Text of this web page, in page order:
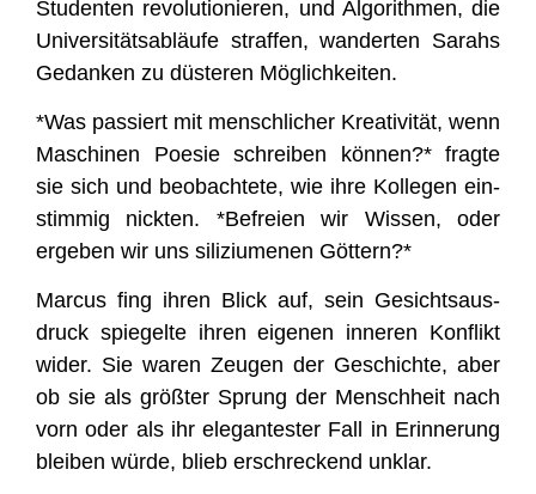
Stu­den­ten revo­lu­tio­nie­ren, und Algo­rith­men, die
Uni­ver­si­täts­ab­läu­fe straf­fen, wan­der­ten Sarahs
Gedan­ken zu düs­te­ren Möglichkeiten.
*Was pas­siert mit mensch­li­cher Krea­ti­vi­tät, wenn
Maschi­nen Poe­sie schrei­ben kön­nen?* frag­te
sie sich und beob­ach­te­te, wie ihre Kol­le­gen ein­
stim­mig nick­ten. *Befrei­en wir Wis­sen, oder
erge­ben wir uns sili­zi­ume­nen Göttern?*
Mar­cus fing ihren Blick auf, sein Gesichts­aus­
druck spie­gel­te ihren eige­nen inne­ren Kon­flikt
wider. Sie waren Zeu­gen der Geschich­te, aber
ob sie als größ­ter Sprung der Mensch­heit nach
vorn oder als ihr ele­gan­tes­ter Fall in Erin­ne­rung
blei­ben wür­de, blieb erschre­ckend unklar.